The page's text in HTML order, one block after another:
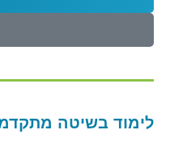
לימוד בשיטה